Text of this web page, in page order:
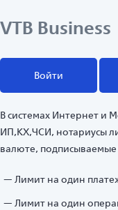
VTB Business
Войти
В системах Интернет и
ИП,КХ,ЧСИ, нотариусы
валюте,
Лимит на один
Лимит на один